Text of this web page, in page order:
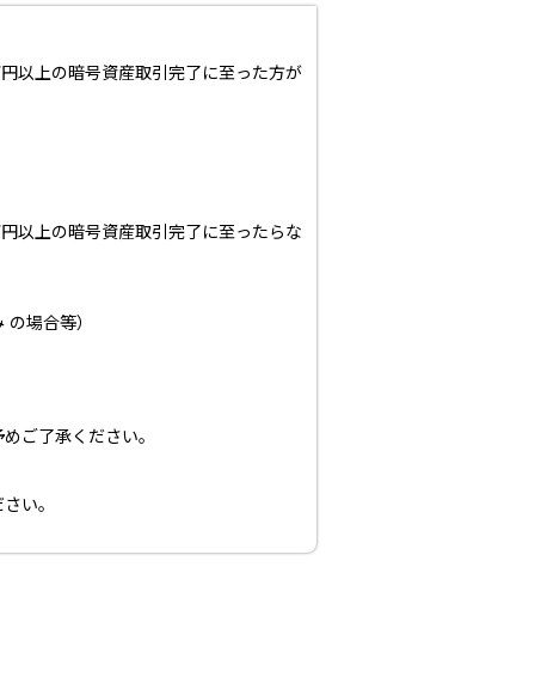
以上の暗号資産取引完了に至った方が
以上の暗号資産取引完了に至ったらな
場合等）
ご了承ください。
い。